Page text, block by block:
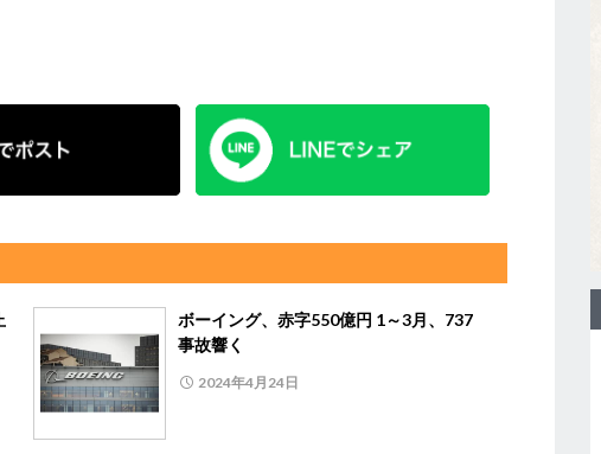
ボーイング、赤字550億円 1～3月、737
事故響く
2024年4月24日